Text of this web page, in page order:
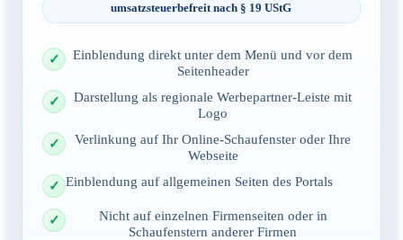
umsatzsteuerbefreit nach § 19 UStG
Einblendung direkt unter dem Menü und vor dem
Seitenheader
Darstellung als regionale Werbepartner-Leiste mit
Logo
Verlinkung auf Ihr Online-Schaufenster oder Ihre
Webseite
Einblendung auf allgemeinen Seiten des Portals
Nicht auf einzelnen Firmenseiten oder in
Schaufenstern anderer Firmen